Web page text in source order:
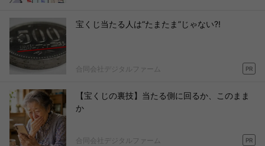
宝くじ当たる人は“たまたま”じゃない?!
合同会社デジタルファーム PR
【宝くじの裏技】当たる側に回るか、このまま
か
合同会社デジタルファーム PR